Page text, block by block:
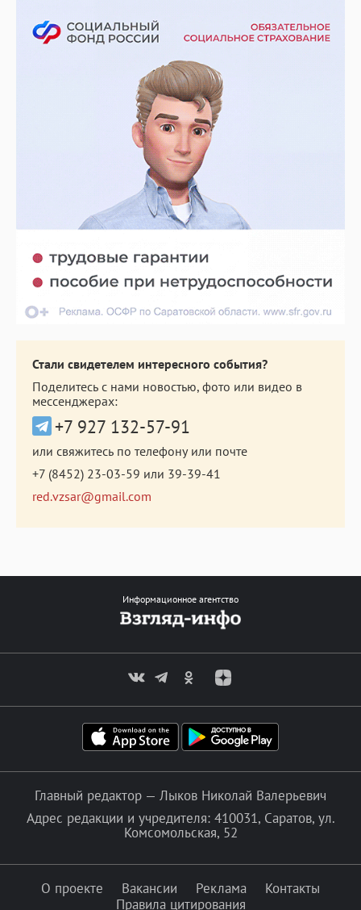
Стали свидетелем интересного события?
Поделитесь с нами новостью, фото или видео в
мессенджерах:
+7 927 132-57-91
или свяжитесь по телефону или почте
+7 (8452) 23-03-59 или 39-39-41
red.vzsar@gmail.com
Информационное агентство
Главный редактор — Лыков Николай Валерьевич
Адрес редакции и учредителя: 410031, Саратов, ул.
Комсомольская, 52
О проекте Вакансии Реклама
Контакты
Правила цитирования